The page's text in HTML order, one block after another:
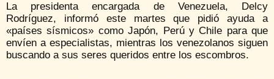
La presidenta encargada de Venezuela, Delcy
Rodríguez, informó este martes que pidió ayuda a
«países sísmicos» como Japón, Perú y Chile para que
envíen a especialistas, mientras los venezolanos siguen
buscando a sus seres queridos entre los escombros.